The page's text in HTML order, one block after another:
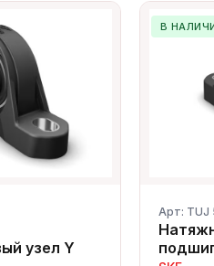
узел Y
В
Арт: TUJ